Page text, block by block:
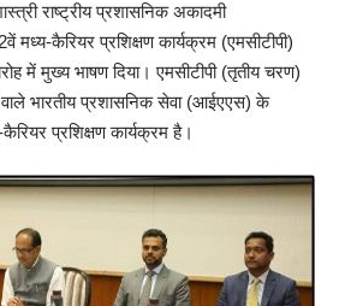
राष्ट्रीय प्रशासनिक अकादमी
मध्य-कैरियर प्रशिक्षण कार्यक्रम (एमसीटीपी)
में मुख्य भाषण दिया। एमसीटीपी (तृतीय चरण)
भारतीय प्रशासनिक सेवा (आईएएस) के
प्रशिक्षण कार्यक्रम है।